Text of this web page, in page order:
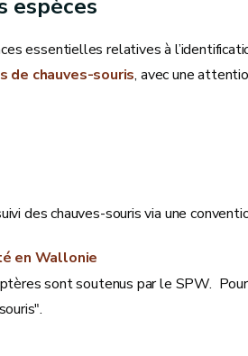
espèces
essentielles relatives à
de chauves-souris, avec une
des chauves-souris via une
en Wallonie
sont soutenus par le SPW.